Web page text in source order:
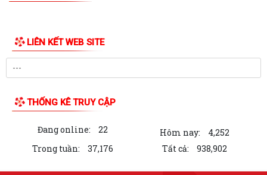
ký kết thỏa ước lao động tập thể
THƯ KHEN CỦA UBND PHƯỜNG GỬI CÁN BỘ, CHIẾN SĨ CÔNG AN
KỶ NIỆM 79 NĂM NGÀY THƯƠNG BINH - LIỆT SĨ (27/7/1947 -
HỘI CỰU CHIẾN BINH PHỐI HỢP VỚI HỘI NẠN NHÂN DA CAM/DIOXIN
PHƯỜNG VIỆT HÒA THĂM, TẶNG QUÀ GIA ĐÌNH...